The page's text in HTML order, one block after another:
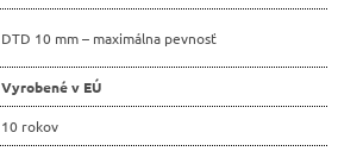
DTD 10 mm – maximálna pevnosť
Vyrobené v EÚ
10 rokov